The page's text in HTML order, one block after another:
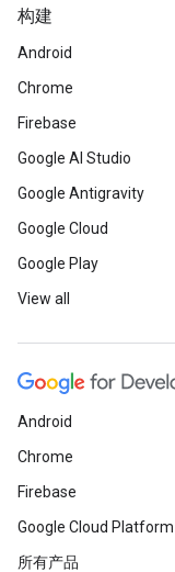
构建
Android
Chrome
Firebase
Google AI Studio
Google Antigravity
Google Cloud
Google Play
View all
Android
Chrome
Firebase
Google Cloud Platform
所有产品